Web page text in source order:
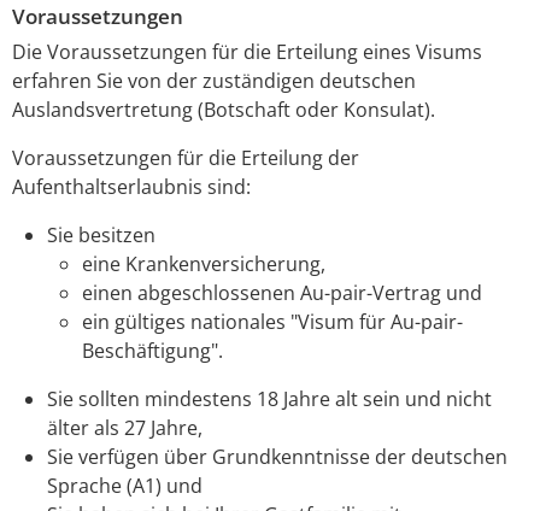
Voraussetzungen
Die Voraussetzungen für die Erteilung eines Visums
erfahren Sie von der zuständigen deutschen
Auslandsvertretung (Botschaft oder Konsulat).
Voraussetzungen für die Erteilung der
Aufenthaltserlaubnis sind:
Sie besitzen
eine Krankenversicherung,
einen abgeschlossenen Au-pair-Vertrag und
ein gültiges nationales "Visum für Au-pair-
Beschäftigung".
Sie sollten mindestens 18 Jahre alt sein und nicht
älter als 27 Jahre,
Sie verfügen über Grundkenntnisse der deutschen
Sprache (A1) und